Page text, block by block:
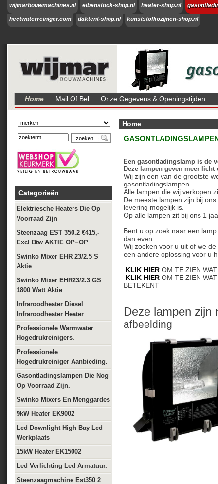
wijmarbouwmachines.nl eibenstock-shop.nl heater-shop.nl
heetwaterreiniger.com
daktent-shop.nl kunststofkozijnen-shop.nl
Home Mail Of Bel Onze Gegevens & Openingstijden
Categorieën
Elektriesche Heaters Die Op
Voorraad Zijn
Steenzaag EST 350.2 €415,-
Excl Btw AKTIE OP=OP
Swinko Mixer EHR 23/2.5 S
Aktie
Swinko Mixer EHR23/2.3 GS
1800 Watt Aktie
Infraroodheater Diesel
Infraroodheater Heater
Professionele Warmwater
Hogedrukreinigers.
Professionele
Hogedrukreiniger Aanbieding.
Gasontladingslampen Die Nog
Op Voorraad Zijn.
Swinko Mixers En Menggardes
9kW Heater EK9002
Led Downlight High Bay Led
Werkplaats
15kW Heater EK15002
Led Verlichting Led Armatuur.
Steenzaagmachine Est350 2
Home
Een gasontladingslamp is de
Deze lampen geven meer
Wij zijn een van de grootste
gasontladingslampen.
Alle lampen die wij verkopen
De meeste lampen zijn bij
levering mogelijk is.
Op alle lampen zit bij ons 1
Bent u op zoek naar een
dan even.
Wij zoeken voor u uit of we
een andere oplossing voor u
KLIK HIER OM TE ZIEN
KLIK HIER OM TE ZIEN
BETEKENT
Deze lampen
afbeelding